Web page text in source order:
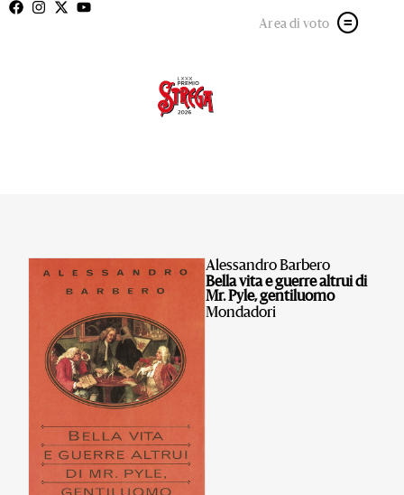
Area di voto
Alessandro Barbero
Bella vita e guerre altrui di
Mr. Pyle, gentiluomo
Mondadori